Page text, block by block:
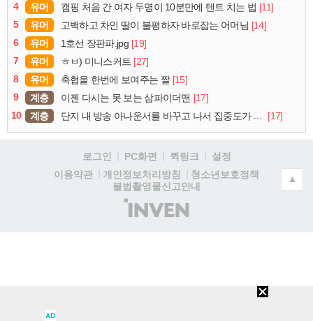
4
유머 캠핑 처음 간 여자 두명이 10분만에 텐트 치는 법 [11]
5
유머 고백하고 차인 딸이 불평하자 바로잡는 어머님 [14]
6
유머 1호선 장판파.jpg [19]
7
유머 ㅎㅂ) 미니스커트 [27]
8
유머 축협을 한번에 보여주는 짤 [15]
9
계층 이젠 다시는 못 보는 삼파이더맨 [17]
10
계층 단지 내 방송 아나운서를 바꾸고 나서 집중도가 확 올라갔다는 한 아파트의 안내방송 [17]
로그인 PC화면 퀵링크
설정
이용약관
개인정보처리방침
청소년보호정책
불법촬영물신고안내
(주)
인
▲
AD